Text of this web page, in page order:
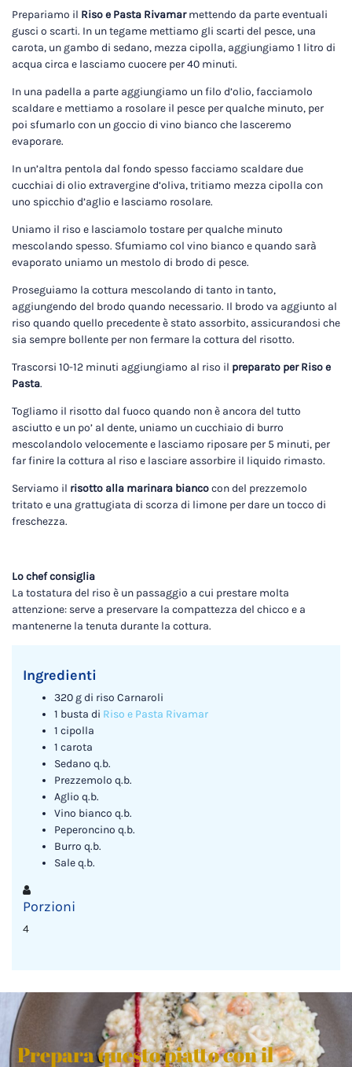
Prepariamo il Riso e Pasta Rivamarmettendo da parte eventuali
gusci o scarti. In un tegame mettiamo gli scarti del pesce, una
carota, un gambo di sedano, mezza cipolla, aggiungiamo 1 litro di
acqua circa e lasciamo cuocere per 40 minuti.
In una padella a parte aggiungiamo un filo d’olio, facciamolo
scaldare e mettiamo a rosolare il pesce per qualche minuto, per
poi sfumarlo con un goccio di vino bianco che lasceremo
evaporare.
In un’altra pentola dal fondo spesso facciamo scaldare due
cucchiai di olio extravergine d’oliva, tritiamo mezza cipolla con
uno spicchio d’aglio e lasciamo rosolare.
Uniamo il riso e lasciamolo tostare per qualche minuto
mescolando spesso. Sfumiamo col vino bianco e quando sarà
evaporato uniamo un mestolo di brodo di pesce.
Proseguiamo la cottura mescolando di tanto in tanto,
aggiungendo del brodo quando necessario. Il brodo va aggiunto al
riso quando quello precedente è stato assorbito, assicurandosi che
sia sempre bollente per non fermare la cottura del risotto.
Trascorsi 10-12 minuti aggiungiamo al riso il preparato per Riso e
Pasta.
Togliamo il risotto dal fuoco quando non è ancora del tutto
asciutto e un po’ al dente, uniamo un cucchiaio di burro
mescolandolo velocemente e lasciamo riposare per 5 minuti, per
far finire la cottura al riso e lasciare assorbire il liquido rimasto.
Serviamo il risotto alla marinara biancocon del prezzemolo
tritato e una grattugiata di scorza di limone per dare un tocco di
freschezza.
Lo chef consiglia
La tostatura del riso è un passaggio a cui prestare molta
attenzione: serve a preservare la compattezza del chicco e a
mantenerne la tenuta durante la cottura.
Ingredienti
320 g di riso Carnaroli
1 busta di Riso e Pasta Rivamar
1 cipolla
1 carota
Sedano q.b.
Prezzemolo q.b.
Aglio q.b.
Vino bianco q.b.
Peperoncino q.b.
Burro q.b.
Sale q.b.
Porzioni
4
Prepara questo piatto con il